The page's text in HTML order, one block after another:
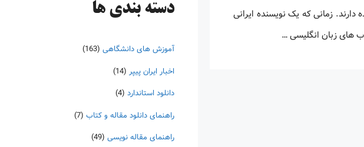
زمانی که یک نویسنده ایرانی
های زبان انگلیسی …
دسته‌ بندی ها
آموزش های دانشگاهی (163)
اخبار ایران پیپر (14)
دانلود استاندارد (4)
راهنمای دانلود مقاله و کتاب (7)
راهنمای مقاله نویسی (49)